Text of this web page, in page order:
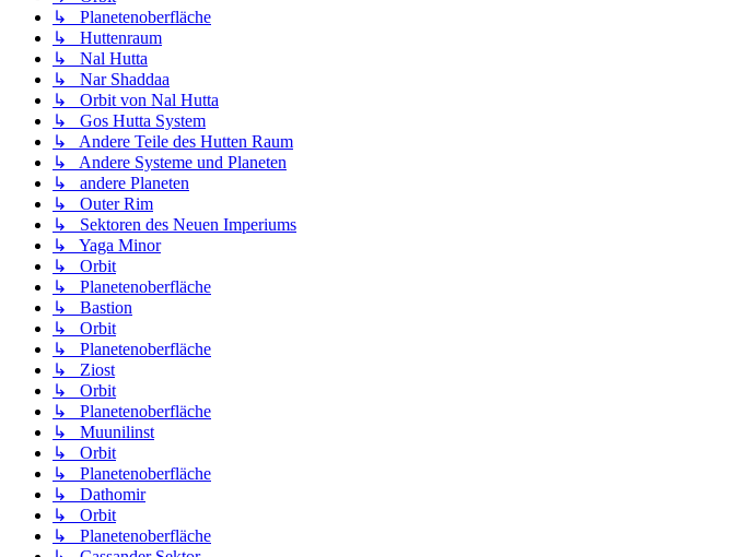
↳ Planetenoberfläche
↳ Huttenraum
↳ Nal Hutta
↳ Nar Shaddaa
↳ Orbit von Nal Hutta
↳ Gos Hutta System
↳ Andere Teile des Hutten Raum
↳ Andere Systeme und Planeten
↳ andere Planeten
↳ Outer Rim
↳ Sektoren des Neuen Imperiums
↳ Yaga Minor
↳ Orbit
↳ Planetenoberfläche
↳ Bastion
↳ Orbit
↳ Planetenoberfläche
↳ Ziost
↳ Orbit
↳ Planetenoberfläche
↳ Muunilinst
↳ Orbit
↳ Planetenoberfläche
↳ Dathomir
↳ Orbit
↳ Planetenoberfläche